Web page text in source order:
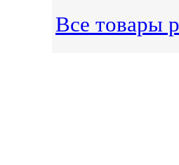
Все товары